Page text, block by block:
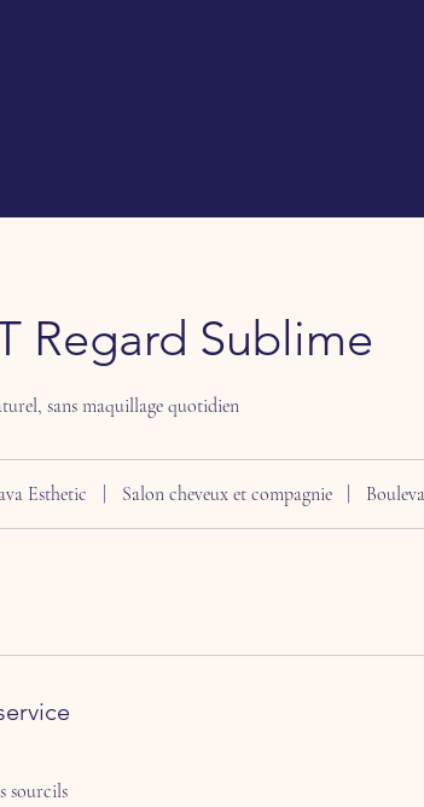
Regard Sublime
sans maquillage quotidien
Esthetic Salon cheveux et compagnie
sourcils